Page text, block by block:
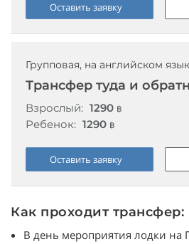
Оставить заявку
Групповая, на английском
Трансфер туда и
Взрослый: 1290 ฿
Ребенок: 1290 ฿
Оставить заявку
Как проходит трансфер:
В день мероприятия лодки на